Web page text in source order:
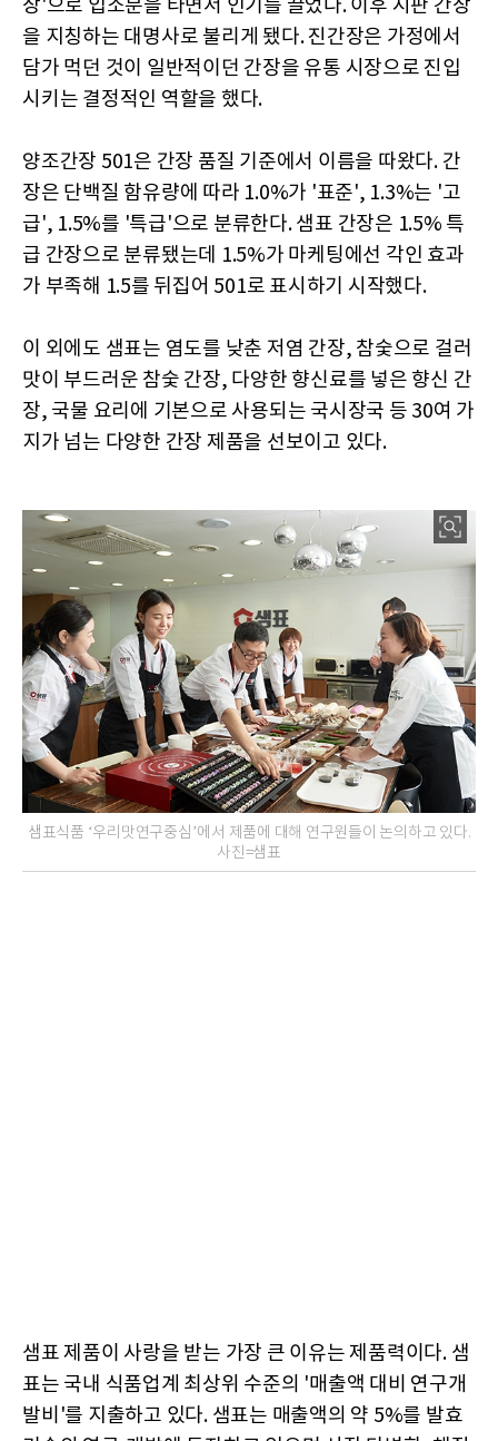
장'으로 입소문을 타면서 인기를 끌었다. 이후 시판 간장
을 지칭하는 대명사로 불리게 됐다. 진간장은 가정에서
담가 먹던 것이 일반적이던 간장을 유통 시장으로 진입
시키는 결정적인 역할을 했다.
양조간장 501은 간장 품질 기준에서 이름을 따왔다. 간
장은 단백질 함유량에 따라 1.0%가 '표준', 1.3%는 '고
급', 1.5%를 '특급'으로 분류한다. 샘표 간장은 1.5% 특
급 간장으로 분류됐는데 1.5%가 마케팅에선 각인 효과
가 부족해 1.5를 뒤집어 501로 표시하기 시작했다.
이 외에도 샘표는 염도를 낮춘 저염 간장, 참숯으로 걸러
맛이 부드러운 참숯 간장, 다양한 향신료를 넣은 향신 간
장, 국물 요리에 기본으로 사용되는 국시장국 등 30여 가
지가 넘는 다양한 간장 제품을 선보이고 있다.
샘표식품 ‘우리맛연구중심’에서 제품에 대해 연구원들이 논의하고 있다.
사진=샘표
샘표 제품이 사랑을 받는 가장 큰 이유는 제품력이다. 샘
표는 국내 식품업계 최상위 수준의 '매출액 대비 연구개
발비'를 지출하고 있다. 샘표는 매출액의 약 5%를 발효